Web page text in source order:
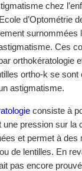
chez
d’Optométrie
surnommées
Ces
orthokératologie
ortho-k se
astigmatisme.
consiste à
une pression sur
et permet à
de lentilles. En
pas encore